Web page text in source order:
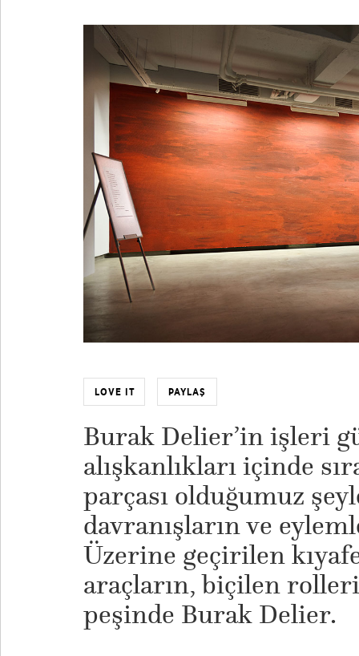
LOVE IT PAYLAŞ
Burak Delier’in işleri
alışkanlıkları içinde
parçası olduğumuz
davranışların ve
Üzerine geçirilen
araçların, biçilen
peşinde Burak Delier.